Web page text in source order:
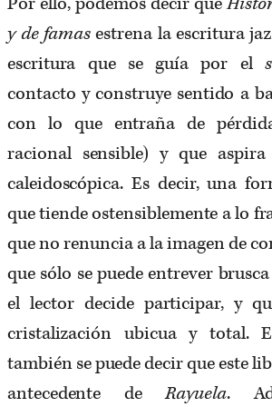
y de famasestrena la escritura
escritura que se guía por el
contacto y construye sentido a
con lo que entraña de
racional sensible) y que
caleidoscópica. Es decir, una
que tiende ostensiblemente a lo
que no renuncia a la imagen de
que sólo se puede entrever
el lector decide participar, y
cristalización ubicua y total.
también se puede decir que este
antecedente deRayuela.